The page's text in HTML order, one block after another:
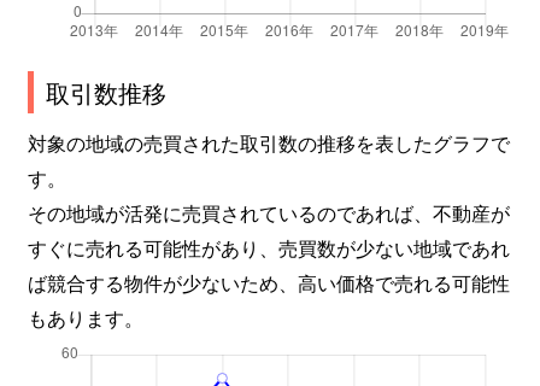
取引数推移
対象の地域の売買された取引数の推移を表したグラフで
す。
その地域が活発に売買されているのであれば、不動産が
すぐに売れる可能性があり、売買数が少ない地域であれ
ば競合する物件が少ないため、高い価格で売れる可能性
もあります。